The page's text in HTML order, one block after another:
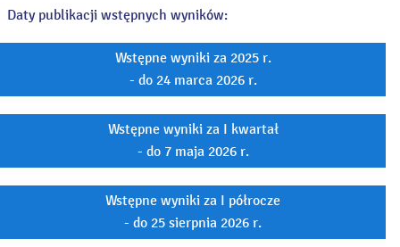
Daty publikacji wstępnych wyników:
Wstępne wyniki za 2025 r.
- do 24 marca 2026 r.
Wstępne wyniki za I kwartał
- do 7 maja 2026 r.
Wstępne wyniki za I półrocze
- do 25 sierpnia 2026 r.